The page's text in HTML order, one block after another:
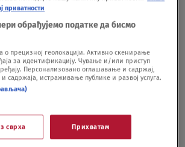
приватности
обрађујемо податке да бисмо
прецизној геолокацији. Активно скенирање
за идентификацију. Чување и/или приступ
Персонализовано оглашавање и садржај,
садржаја, истраживање публике и развој услуга.
сврха Прихватам